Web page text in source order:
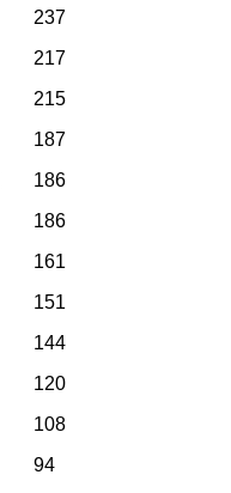
237
217
215
187
186
186
161
151
144
120
108
94